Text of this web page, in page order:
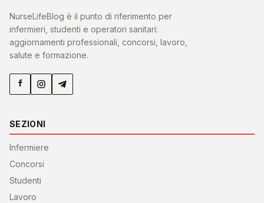
NurseLifeBlog è il punto di riferimento per
infermieri, studenti e operatori sanitari:
aggiornamenti professionali, concorsi, lavoro,
salute e formazione.
SEZIONI
Infermiere
Concorsi
Studenti
Lavoro